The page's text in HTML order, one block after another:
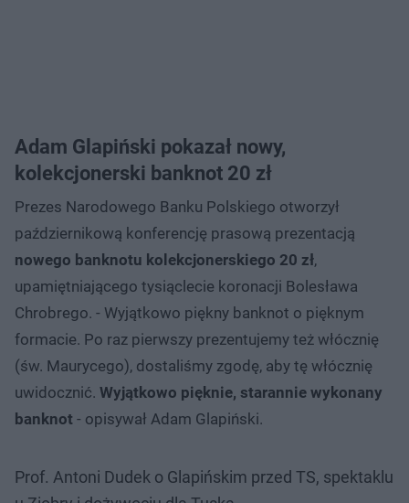
Adam Glapiński pokazał nowy,
kolekcjonerski banknot 20 zł
Prezes Narodowego Banku Polskiego otworzył
październikową konferencję prasową prezentacją
nowego banknotu kolekcjonerskiego 20 zł,
upamiętniającego tysiąclecie koronacji Bolesława
Chrobrego. - Wyjątkowo piękny banknot o pięknym
formacie. Po raz pierwszy prezentujemy też włócznię
(św. Maurycego), dostaliśmy zgodę, aby tę włócznię
uwidocznić. Wyjątkowo pięknie, starannie wykonany
banknot - opisywał Adam Glapiński.
Prof. Antoni Dudek o Glapińskim przed TS, spektaklu